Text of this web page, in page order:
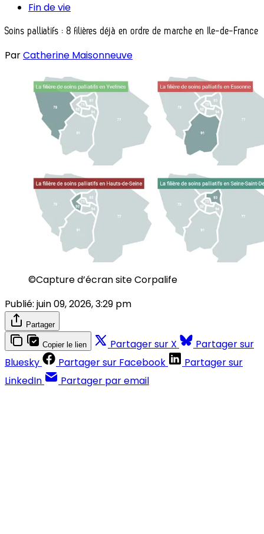
Fin de vie
Soins palliatifs : 8 filières déjà en ordre de marche en Ile-de-France
ParCatherine Maisonneuve
©Capture d’écran site Corpalife
Publié: juin 09, 2026, 3:29 pm
Partager
Copier le lien Partager sur X
Partager sur
Bluesky
Partager sur Facebook
Partager sur
LinkedIn
Partager par email